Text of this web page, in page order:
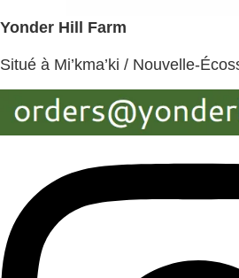
Yonder Hill Farm
Situé à Mi’kma’ki / Nouvelle-